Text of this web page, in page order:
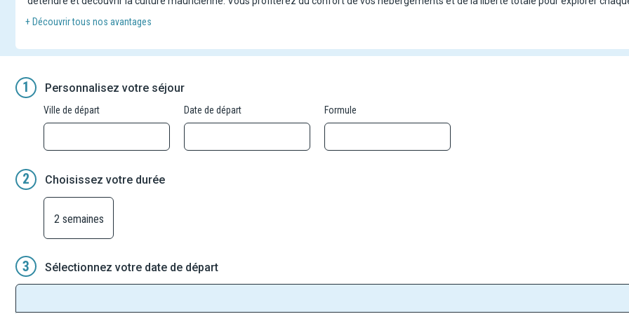
+ Découvrir tous nos avantages
1 Personnalisez votre séjour
Ville de départ Date de départ Formule
2 Choisissez votre durée
2 semaines
3 Sélectionnez votre date de départ